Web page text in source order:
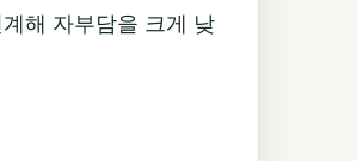
해 자부담을 크게 낮